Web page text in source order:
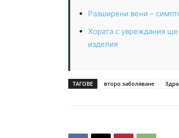
Разширени вени –
Хората с увреждания
изделия
ТАГОВЕ второ заболяване